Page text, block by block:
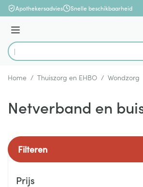
Ga naar de inhoud
Apothekersadvies Snelle beschikbaarheid
Menu
Product, merk, categorie...
Home / Thuiszorg en EHBO / Wondzorg
Netverband en
Filteren
Prijs